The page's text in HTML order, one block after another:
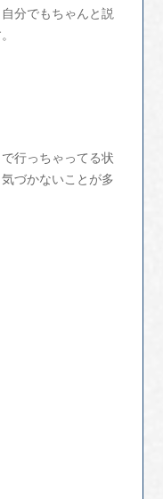
分でもちゃんと説
行っちゃってる状
づかないことが多